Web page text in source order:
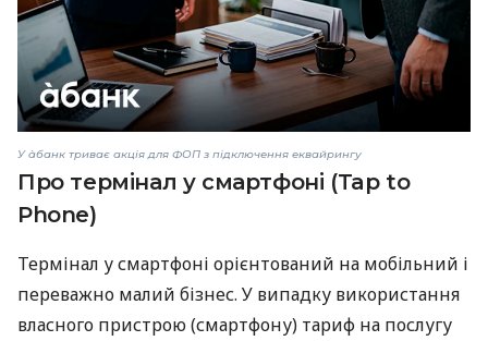
У àбанк триває акція для ФОП з підключення еквайрингу
Про термінал у смартфоні (Tap to
Phone)
Термінал у смартфоні орієнтований на мобільний і
переважно малий бізнес. У випадку використання
власного пристрою (смартфону) тариф на послугу